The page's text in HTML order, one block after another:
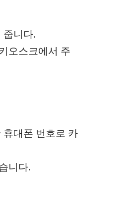
줍니다.
오스크에서 주
대폰 번호로 카
니다.